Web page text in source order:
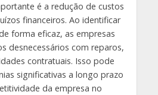
é a redução de custos
financeiros. Ao identificar
forma eficaz, as empresas
desnecessários com reparos,
contratuais. Isso pode
significativas a longo prazo
da empresa no